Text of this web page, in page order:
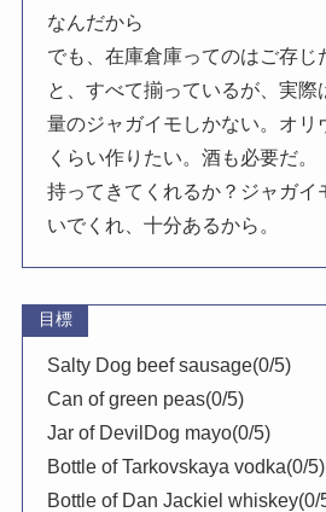
なんだから
でも、在庫倉庫ってのはご存じ
と、すべて揃っているが、実際
量のジャガイモしかない。オリ
くらい作りたい。酒も必要だ。
持ってきてくれるか？ジャガイ
いでくれ、十分あるから。
目標
Salty Dog beef sausage(0/5)
Can of green peas(0/5)
Jar of DevilDog mayo(0/5)
Bottle of Tarkovskaya vodka(0/5)
Bottle of Dan Jackiel whiskey(0/